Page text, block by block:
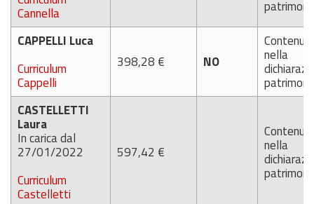
Cannella
CAPPELLI Luca
Curriculum
Cappelli
398,28 € NO nella
CASTELLETTI
Laura
In carica dal
27/01/2022
Curriculum
Castelletti
597,42 € nella